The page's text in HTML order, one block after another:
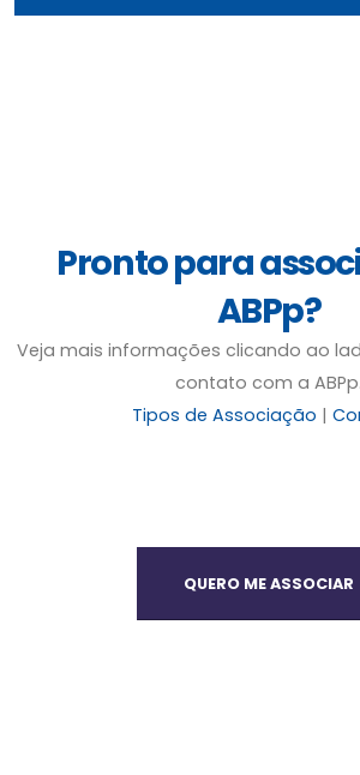
Pronto para
ABPp?
Veja mais informações clicando ao
contato com a ABPp.
Tipos de Associação |
QUERO ME ASSOCIAR